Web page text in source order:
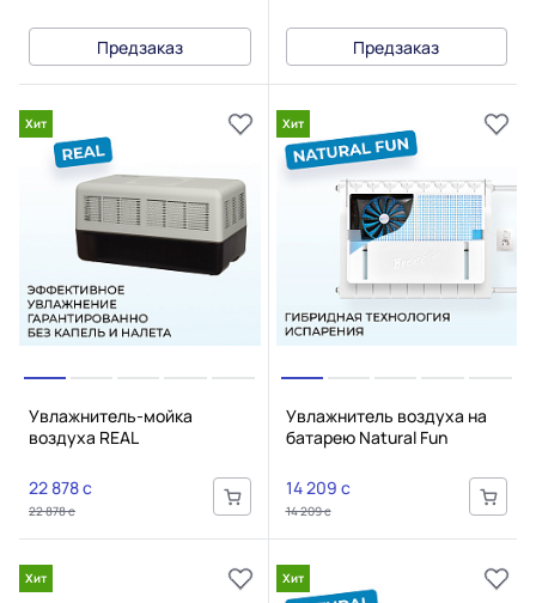
Предзаказ Предзаказ
Хит
Увлажнитель-мойка
воздуха REAL
22 878 c
22 878 c
Хит
Увлажнитель воздуха на
батарею Natural Fun
14 209 c
14 209 c
Хит Хит